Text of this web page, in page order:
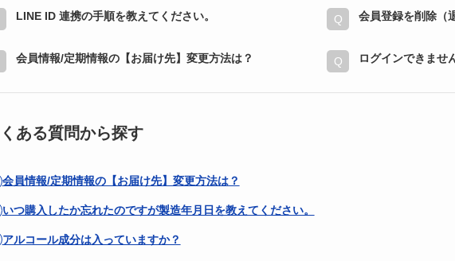
LINE ID 連携の手順を教えてください。 会員登録を削除（
会員情報/定期情報の【お届け先】変更方法は？ ログインできませ
ある質問から探す
会員情報/定期情報の【お届け先】変更方法は？
いつ購入したか忘れたのですが製造年月日を教えてください。
アルコール成分は入っていますか？